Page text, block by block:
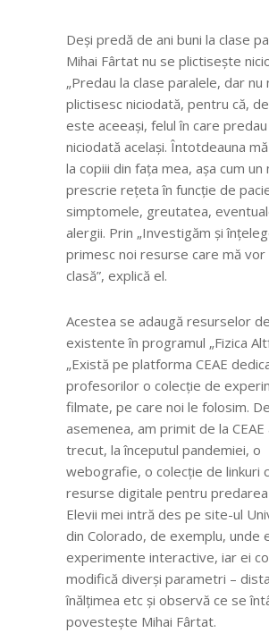
Deși predă de ani buni la clase
Mihai Fârtat nu se plictisește
„Predau la clase paralele, dar nu
plictisesc niciodată, pentru că,
este aceeași, felul în care
niciodată același. Întotdeauna
la copiii din fața mea, așa cum un
prescrie rețeta în funcție de
simptomele, greutatea,
alergii. Prin „Investigăm și
primesc noi resurse care mă vor
clasă”, explică el.
Acestea se adaugă resurselor
existente în programul „Fizica
„Există pe platforma CEAE
profesorilor o colecție de
filmate, pe care noi le folosim. De
asemenea, am primit de la CEAE
trecut, la începutul pandemiei, o
webografie, o colecție de linkuri
resurse digitale pentru predarea
Elevii mei intră des pe site-ul
din Colorado, de exemplu, unde
experimente interactive, iar ei
modifică diverși parametri –
înălțimea etc și observă ce se
povestește Mihai Fârtat.